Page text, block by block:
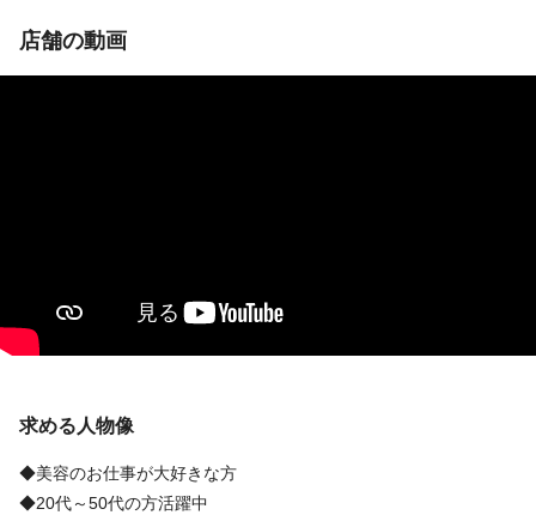
店舗の動画
求める人物像
◆美容のお仕事が大好きな方
◆20代～50代の方活躍中